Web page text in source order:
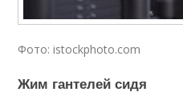
Фото: istockphoto.com
Жим гантелей сидя